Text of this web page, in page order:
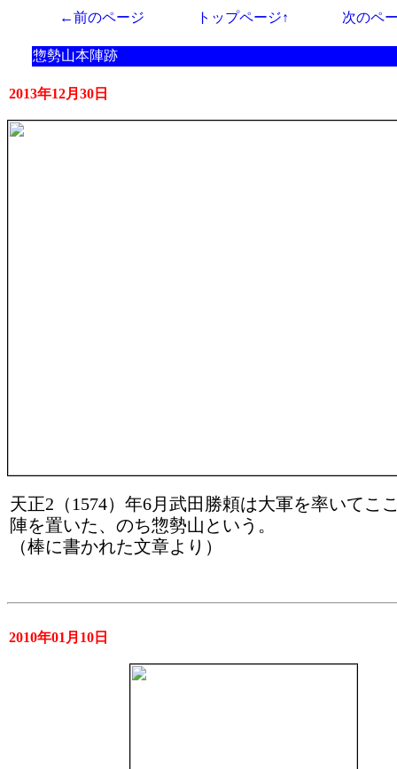
←前のページ トップページ↑ 次のペ
惣勢山本陣跡
2013年12月30日
天正2（1574）年6月武田勝頼は大軍を率いてこ
陣を置いた、のち惣勢山という。
（棒に書かれた文章より）
2010年01月10日